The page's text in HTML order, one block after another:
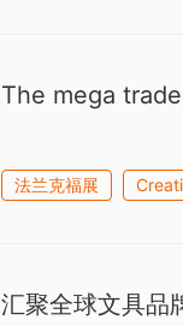
The mega
法兰克福展
汇聚全球文具品